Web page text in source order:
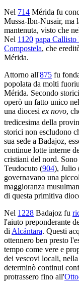
Nel 714 Mérida fu
Mussa-Ibn-Nusair, ma
mantenuta, visto che
Nel 1120 papa Callisto
Compostela, che
Mérida.
Attorno all'875 fu
popolata da molti
Mérida. Secondo
operò un fatto unico
una diocesi ex novo,
tredicesima della
storici non escludono
sua sede a Badajoz,
continue lotte interne
cristiani del nord.
Teudocuto (904), Julio
governavano una
maggioranza
di questa primitiva
Nel 1228 Badajoz fu
l'aiuto preponderante
di Alcántara. Questi
ottennero ben presto
tempo come vere e
dei vescovi locali,
determinò continui
protrassero fino all'